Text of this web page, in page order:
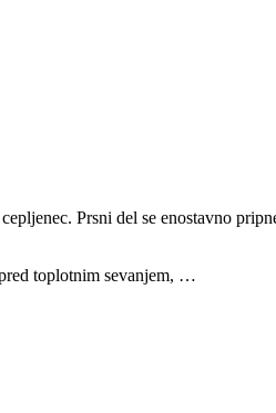
Prsni del se enostavno
toplotnim sevanjem, …